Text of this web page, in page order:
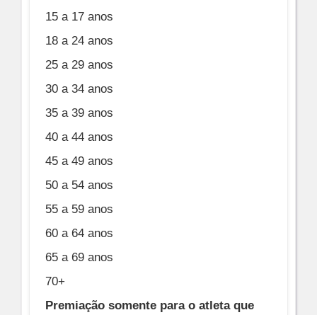
15 a 17 anos
18 a 24 anos
25 a 29 anos
30 a 34 anos
35 a 39 anos
40 a 44 anos
45 a 49 anos
50 a 54 anos
55 a 59 anos
60 a 64 anos
65 a 69 anos
70+
Premiação somente para o atleta que